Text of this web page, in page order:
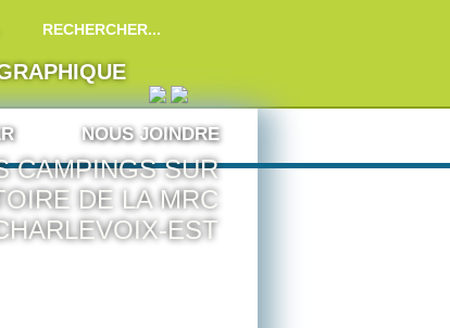
NOUS JOINDRE
CAMPINGS SUR
DE LA MRC
EST